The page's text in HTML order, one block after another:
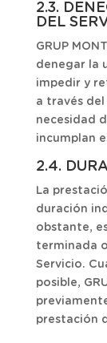
2.3.
DEL
GRUP
denegar la
impedir y
a través
necesidad
incumplan
2.4.
La
duración
obstante,
terminada
Servicio.
posible,
prestación